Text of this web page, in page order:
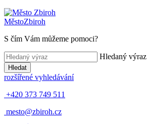
MěstoZbiroh
S čím Vám můžeme pomoci?
Hledaný výraz
Hledat
rozšířené vyhledávání
+420 373 749 511
mesto@zbiroh.cz